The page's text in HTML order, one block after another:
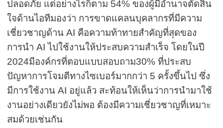
ปลอดภัย แต่อย่างไรก็ตาม 54% ของผู้มีอำนาจตัดสิน
ใจด้านไอทีมองว่า การขาดแคลนบุคลากรที่มีความ
เชี่ยวชาญด้านAI คือความท้าทายสำคัญที่สุดของ
การนำAIไปใช้งานให้ประสบความสำเร็จ โดยในปี
2024มีองค์กรที่ตอบแบบสอบถาม30%ที่ประสบ
ปัญหาการโจมตีทางไซเบอร์มากกว่า 5 ครั้งขึ้นไป ซึ่ง
มีการใช้งานAI อยู่แล้ว สะท้อนให้เห็นว่าการนำมาใช้
งานอย่างเดียวยังไม่พอ ต้องมีความเชี่ยวชาญที่เหมาะ
สมด้วยเช่นกัน